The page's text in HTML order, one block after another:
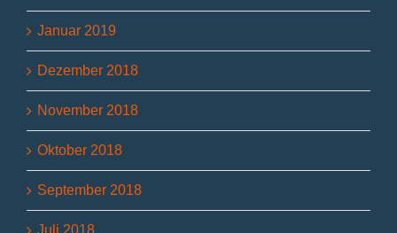
Januar 2019
Dezember 2018
November 2018
Oktober 2018
September 2018
Juli 2018